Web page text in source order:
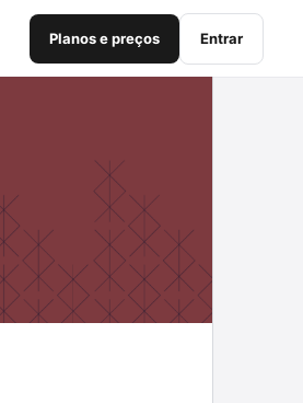
Planos e preços Entrar